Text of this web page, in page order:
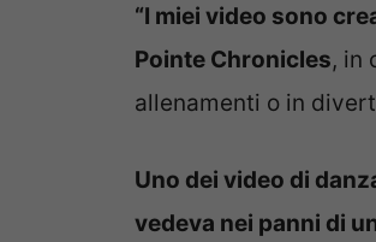
“I miei video sono
Pointe Chronicles, in
allenamenti o in
Uno dei video di
vedeva nei panni di